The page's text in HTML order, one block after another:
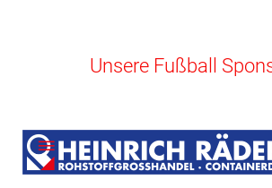
Unsere Fußball